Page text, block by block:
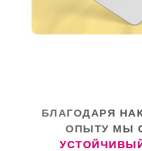
БЛАГОДАРЯ
ОПЫТУ МЫ